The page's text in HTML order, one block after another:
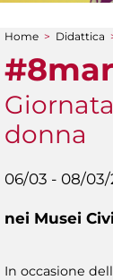
Tu sei qui
Home > Didattica
donna
06/03 - 08/
nei Musei
In occasione